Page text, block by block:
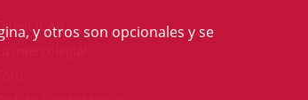
ICAB
y otros son opcionales y se